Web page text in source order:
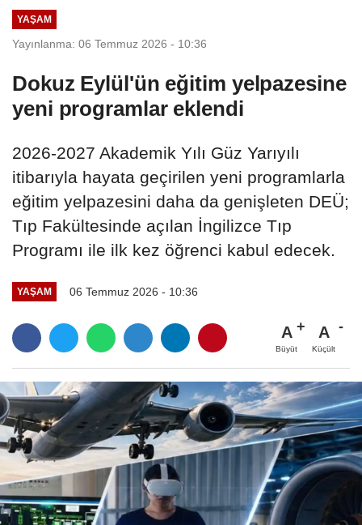
YAŞAM
Yayınlanma: 06 Temmuz 2026 - 10:36
Dokuz Eylül'ün eğitim yelpazesine
yeni programlar eklendi
2026-2027 Akademik Yılı Güz Yarıyılı
itibarıyla hayata geçirilen yeni programlarla
eğitim yelpazesini daha da genişleten DEÜ;
Tıp Fakültesinde açılan İngilizce Tıp
Programı ile ilk kez öğrenci kabul edecek.
YAŞAM 06 Temmuz 2026 - 10:36
A
Büyüt
A
Küçült